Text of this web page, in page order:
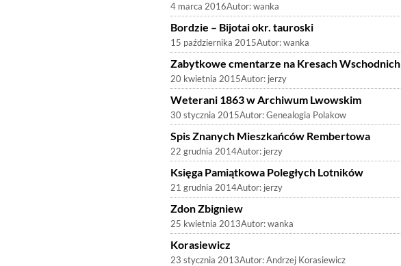
4 marca 2016Autor:wanka
Bordzie – Bijotai okr. tauroski
15 października 2015Autor:wanka
Zabytkowe cmentarze na Kresach Wschodnich
20 kwietnia 2015Autor: jerzy
Weterani 1863 w Archiwum Lwowskim
30 stycznia 2015Autor:Genealogia Polakow
Spis Znanych Mieszkańców Rembertowa
22 grudnia 2014Autor: jerzy
Księga Pamiątkowa Poległych Lotników
21 grudnia 2014Autor: jerzy
Zdon Zbigniew
25 kwietnia 2013Autor:wanka
Korasiewicz
23 stycznia 2013Autor:Andrzej Korasiewicz